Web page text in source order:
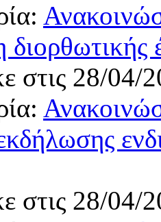
στις 28/04/
στις 28/04/